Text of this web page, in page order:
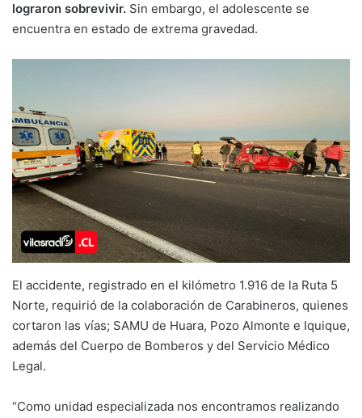
lograron sobrevivir. Sin embargo, el adolescente se
encuentra en estado de extrema gravedad.
El accidente, registrado en el kilómetro 1.916 de la Ruta 5
Norte, requirió de la colaboración de Carabineros, quienes
cortaron las vías; SAMU de Huara, Pozo Almonte e Iquique,
además del Cuerpo de Bomberos y del Servicio Médico
Legal.
“Como unidad especializada nos encontramos realizando